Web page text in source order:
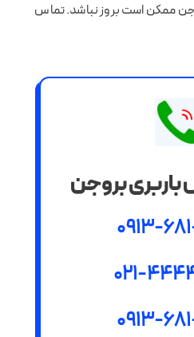
ممکن است بروز نباشد. تماس
بروجن
0913-
021-
0913-